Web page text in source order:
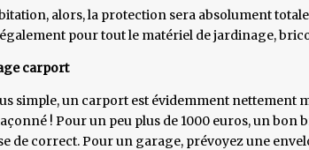
alors, la protection sera absolument
pour tout le matériel de jardinage,
carport
simple, un carport est évidemment nettement
! Pour un peu plus de 1000 euros, un
de correct. Pour un garage, prévoyez une